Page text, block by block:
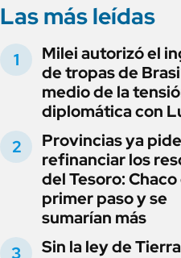
Las más leídas
Milei autorizó el
de tropas de
medio de la
diplomática con
Provincias ya
refinanciar los
del Tesoro: Chaco
primer paso y se
sumarían más
Sin la ley de